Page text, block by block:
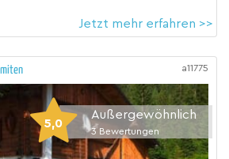
Jetzt mehr erfahren >>
a11775
5,0
Außergewöhnlich
3 Bewertungen